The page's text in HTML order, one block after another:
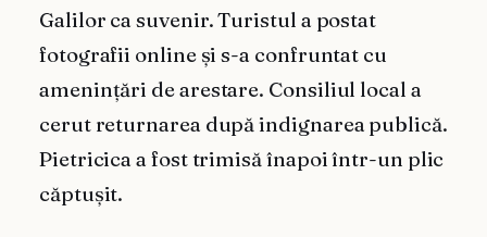
Galilor ca suvenir. Turistul a postat
fotografii online și s-a confruntat cu
amenințări de arestare. Consiliul local a
cerut returnarea după indignarea publică.
Pietricica a fost trimisă înapoi într-un plic
căptușit.